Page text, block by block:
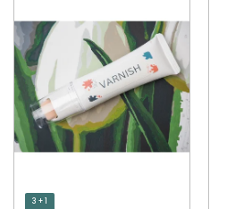
3 + 1